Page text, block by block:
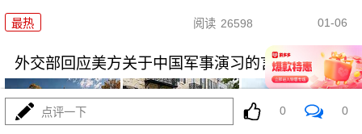
最热 阅读 26598 01-06
外交部回应美方关于中国军事演习的言论
点评一下 0 0